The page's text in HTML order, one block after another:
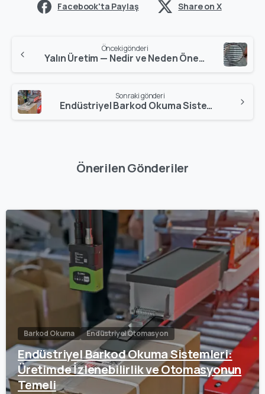
Facebook'ta Paylaş Share on X
Önceki gönderi
Yalın Üretim — Nedir ve Neden Önemlidir
Sonraki gönderi
Endüstriyel Barkod Okuma Sistemleri: Üretimde İzlenebilirlik ve Otomasyonun Temeli
Önerilen Gönderiler
0
Barkod Okuma Endüstriyel Otomasyon
Endüstriyel Barkod Okuma Sistemleri:
Üretimde İzlenebilirlik ve Otomasyonun
Temeli